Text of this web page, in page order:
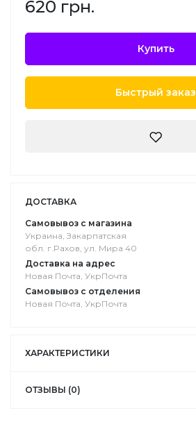
620 грн.
Купить
Быстрый заказ
ДОСТАВКА
Самовывоз с магазина
Украина, Закарпатская
обл. г.Pахов, ул. Мира 40
Доставка на адрес
Новая Почта, УкрПочта
Самовывоз с отделения
Новая Почта, УкрПочта
ХАРАКТЕРИСТИКИ
ОТЗЫВЫ (0)